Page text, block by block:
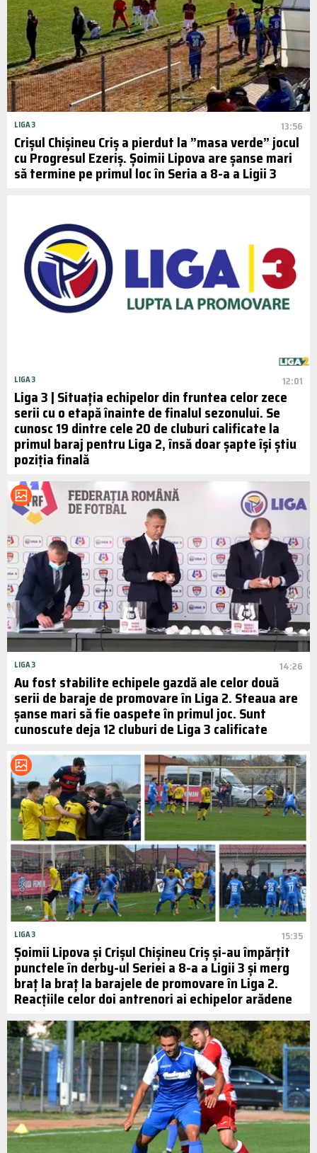
LIGA 3 13:56
Crișul Chișineu Criș a pierdut la ”masa verde” jocul
cu Progresul Ezeriș. Șoimii Lipova are șanse mari
să termine pe primul loc în Seria a 8-a a Ligii 3
LIGA 3 12:01
Liga 3 | Situația echipelor din fruntea celor zece
serii cu o etapă înainte de finalul sezonului. Se
cunosc 19 dintre cele 20 de cluburi calificate la
primul baraj pentru Liga 2, însă doar șapte își știu
poziția finală
LIGA 3 14:26
Au fost stabilite echipele gazdă ale celor două
serii de baraje de promovare în Liga 2. Steaua are
șanse mari să fie oaspete în primul joc. Sunt
cunoscute deja 12 cluburi de Liga 3 calificate
LIGA 3 15:35
Șoimii Lipova și Crișul Chișineu Criș și-au împărțit
punctele în derby-ul Seriei a 8-a a Ligii 3 și merg
braț la braț la barajele de promovare în Liga 2.
Reacțiile celor doi antrenori ai echipelor arădene